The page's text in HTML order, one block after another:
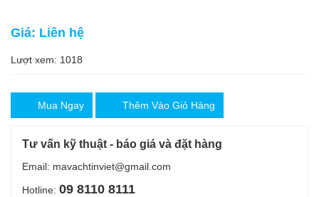
Giá: Liên hệ
Lượt xem: 1018
Mua Ngay Thêm Vào Giỏ Hàng
Tư vấn kỹ thuật - báo giá và đặt hàng
Email: mavachtinviet@gmail.com
Hotline: 09 8110 8111